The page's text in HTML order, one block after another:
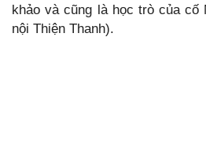
khảo và cũng là học trò của cố
nội Thiện Thanh).